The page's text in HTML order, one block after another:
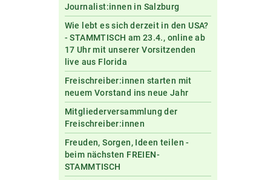
Journalist:innen in Salzburg
Wie lebt es sich derzeit in den USA?
- STAMMTISCH am 23.4., online ab
17 Uhr mit unserer Vorsitzenden
live aus Florida
Freischreiber:innen starten mit
neuem Vorstand ins neue Jahr
Mitgliederversammlung der
Freischreiber:innen
Freuden, Sorgen, Ideen teilen -
beim nächsten FREIEN-
STAMMTISCH